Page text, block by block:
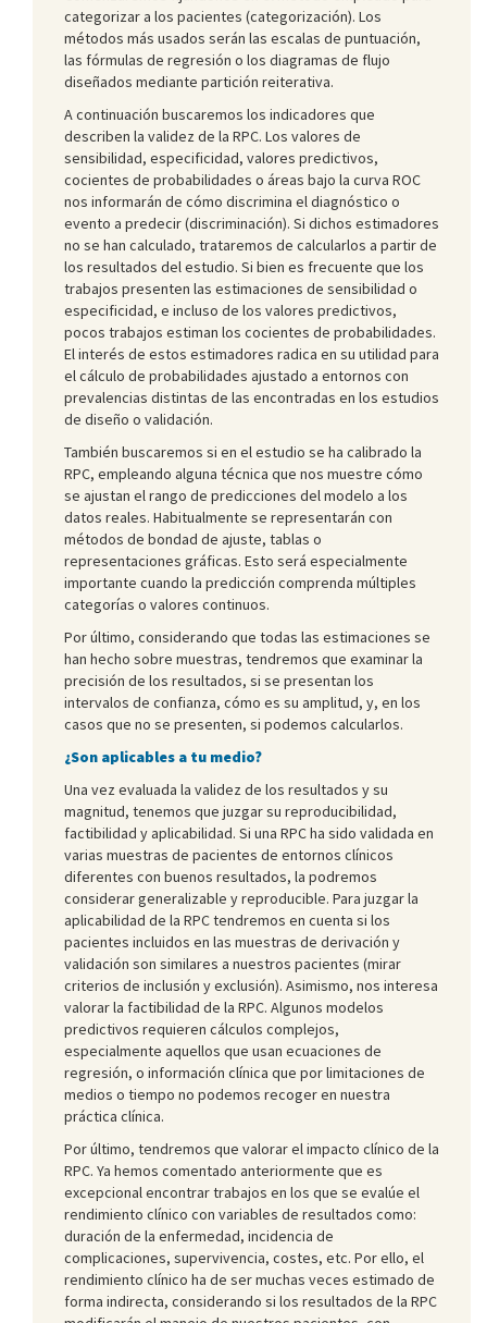
categorizar a los pacientes (categorización). Los
métodos más usados serán las escalas de puntuación,
las fórmulas de regresión o los diagramas de flujo
diseñados mediante partición reiterativa.
A continuación buscaremos los indicadores que
describen la validez de la RPC. Los valores de
sensibilidad, especificidad, valores predictivos,
cocientes de probabilidades o áreas bajo la curva ROC
nos informarán de cómo discrimina el diagnóstico o
evento a predecir (discriminación). Si dichos estimadores
no se han calculado, trataremos de calcularlos a partir de
los resultados del estudio. Si bien es frecuente que los
trabajos presenten las estimaciones de sensibilidad o
especificidad, e incluso de los valores predictivos,
pocos trabajos estiman los cocientes de probabilidades.
El interés de estos estimadores radica en su utilidad para
el cálculo de probabilidades ajustado a entornos con
prevalencias distintas de las encontradas en los estudios
de diseño o validación.
También buscaremos si en el estudio se ha calibrado la
RPC, empleando alguna técnica que nos muestre cómo
se ajustan el rango de predicciones del modelo a los
datos reales. Habitualmente se representarán con
métodos de bondad de ajuste, tablas o
representaciones gráficas. Esto será especialmente
importante cuando la predicción comprenda múltiples
categorías o valores continuos.
Por último, considerando que todas las estimaciones se
han hecho sobre muestras, tendremos que examinar la
precisión de los resultados, si se presentan los
intervalos de confianza, cómo es su amplitud, y, en los
casos que no se presenten, si podemos calcularlos.
¿Son aplicables a tu medio?
Una vez evaluada la validez de los resultados y su
magnitud, tenemos que juzgar su reproducibilidad,
factibilidad y aplicabilidad. Si una RPC ha sido validada en
varias muestras de pacientes de entornos clínicos
diferentes con buenos resultados, la podremos
considerar generalizable y reproducible. Para juzgar la
aplicabilidad de la RPC tendremos en cuenta si los
pacientes incluidos en las muestras de derivación y
validación son similares a nuestros pacientes (mirar
criterios de inclusión y exclusión). Asimismo, nos interesa
valorar la factibilidad de la RPC. Algunos modelos
predictivos requieren cálculos complejos,
especialmente aquellos que usan ecuaciones de
regresión, o información clínica que por limitaciones de
medios o tiempo no podemos recoger en nuestra
práctica clínica.
Por último, tendremos que valorar el impacto clínico de la
RPC. Ya hemos comentado anteriormente que es
excepcional encontrar trabajos en los que se evalúe el
rendimiento clínico con variables de resultados como:
duración de la enfermedad, incidencia de
complicaciones, supervivencia, costes, etc. Por ello, el
rendimiento clínico ha de ser muchas veces estimado de
forma indirecta, considerando si los resultados de la RPC